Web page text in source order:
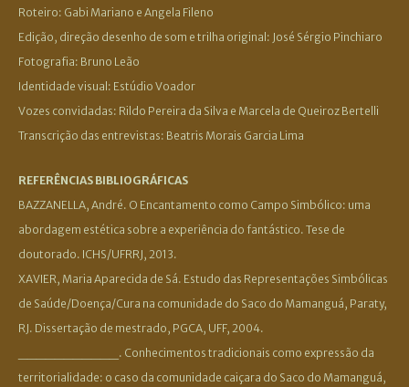
Roteiro: Gabi Mariano e Angela Fileno
Edição, direção desenho de som e trilha original: José Sérgio Pinchiaro
Fotografia: Bruno Leão
Identidade visual: Estúdio Voador
Vozes convidadas: Rildo Pereira da Silva e Marcela de Queiroz Bertelli
Transcrição das entrevistas: Beatris Morais Garcia Lima
REFERÊNCIAS BIBLIOGRÁFICAS
BAZZANELLA, André. O Encantamento como Campo Simbólico: uma
abordagem estética sobre a experiência do fantástico. Tese de
doutorado. ICHS/UFRRJ, 2013.
XAVIER, Maria Aparecida de Sá. Estudo das Representações Simbólicas
de Saúde/Doença/Cura na comunidade do Saco do Mamanguá, Paraty,
RJ. Dissertação de mestrado, PGCA, UFF, 2004.
___________. Conhecimentos tradicionais como expressão da
territorialidade: o caso da comunidade caiçara do Saco do Mamanguá,